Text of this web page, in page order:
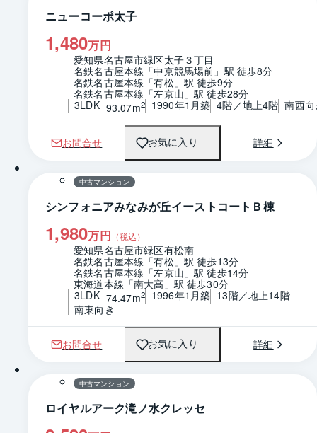
ニューコーポ太子
1,480万円
愛知県名古屋市緑区太子３丁目
名鉄名古屋本線「中京競馬場前」駅 徒歩8分
名鉄名古屋本線「有松」駅 徒歩9分
名鉄名古屋本線「左京山」駅 徒歩28分
3LDK 93.07m2 1990年1月築 4階／地上4階 南西
お問合せ お気に入り 詳細
1 / 0 間取り
中古マンション
シンフォニアみなみが丘イーストコートＢ棟
1,980万円 （税込）
愛知県名古屋市緑区有松南
名鉄名古屋本線「有松」駅 徒歩13分
名鉄名古屋本線「左京山」駅 徒歩14分
東海道本線「南大高」駅 徒歩30分
3LDK 74.47m2 1996年1月築 13階／地上14階
南東向き
お問合せ お気に入り 詳細
1 / 0 間取り
中古マンション
ロイヤルアーク滝ノ水クレッセ